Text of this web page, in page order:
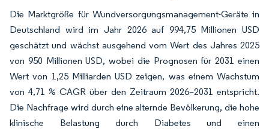
Die Marktgröße für Wundversorgungsmanagement-Geräte in
Deutschland wird im Jahr 2026 auf 994,75 Millionen USD
geschätzt und wächst ausgehend vom Wert des Jahres 2025
von 950 Millionen USD, wobei die Prognosen für 2031 einen
Wert von 1,25 Milliarden USD zeigen, was einem Wachstum
von 4,71 % CAGR über den Zeitraum 2026–2031 entspricht.
Die Nachfrage wird durch eine alternde Bevölkerung, die hohe
klinische Belastung durch Diabetes und einen